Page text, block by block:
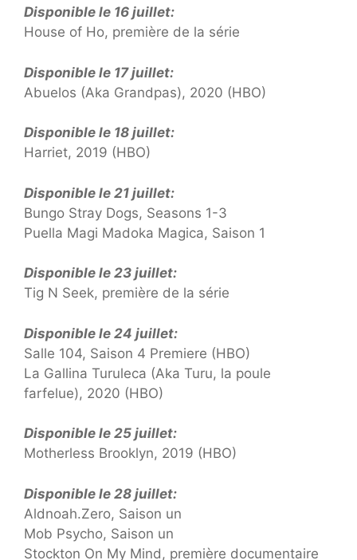
Disponible le 16 juillet:
House of Ho, première de la série
Disponible le 17 juillet:
Abuelos (Aka Grandpas), 2020 (HBO)
Disponible le 18 juillet:
Harriet, 2019 (HBO)
Disponible le 21 juillet:
Bungo Stray Dogs, Seasons 1-3
Puella Magi Madoka Magica, Saison 1
Disponible le 23 juillet:
Tig N Seek, première de la série
Disponible le 24 juillet:
Salle 104, Saison 4 Premiere (HBO)
La Gallina Turuleca (Aka Turu, la poule
farfelue), 2020 (HBO)
Disponible le 25 juillet:
Motherless Brooklyn, 2019 (HBO)
Disponible le 28 juillet:
Aldnoah.Zero, Saison un
Mob Psycho, Saison un
Stockton On My Mind, première documentaire